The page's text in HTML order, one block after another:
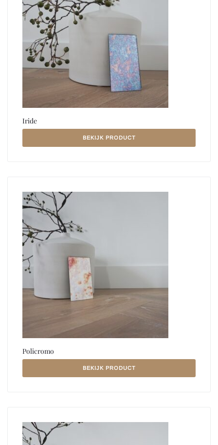
Iride
BEKIJK PRODUCT
Policromo
BEKIJK PRODUCT